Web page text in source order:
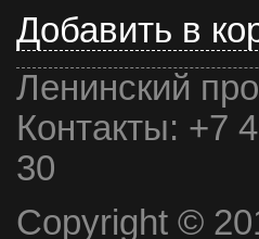
Добавить в
Ленинский
Контакты: +7
30
Copyright ©